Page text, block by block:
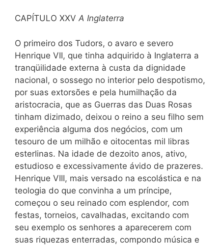
CAPÍTULO XXV A Inglaterra
O primeiro dos Tudors, o avaro e severo
Henrique VII, que tinha adquirido à Inglaterra a
tranqüilidade externa à custa da dignidade
nacional, o sossego no interior pelo despotismo,
por suas extorsões e pela humilhação da
aristocracia, que as Guerras das Duas Rosas
tinham dizimado, deixou o reino a seu filho sem
experiência alguma dos negócios, com um
tesouro de um milhão e oitocentas mil libras
esterlinas. Na idade de dezoito anos, ativo,
estudioso e excessivamente ávido de prazeres.
Henrique VIII, mais versado na escolástica e na
teologia do que convinha a um príncipe,
começou o seu reinado com esplendor, com
festas, torneios, cavalhadas, excitando com
seu exemplo os senhores a aparecerem com
suas riquezas enterradas, compondo música e